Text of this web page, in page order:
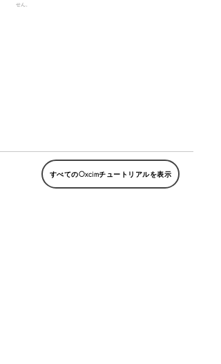
せん。
すべてのOxcimチュートリアルを表示